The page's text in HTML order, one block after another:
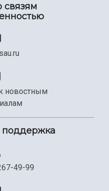
связям
новостным
поддержка
49-99